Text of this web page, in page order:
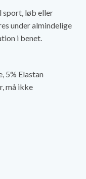
sport, løb eller
under almindelige
i benet.
5% Elastan
må ikke